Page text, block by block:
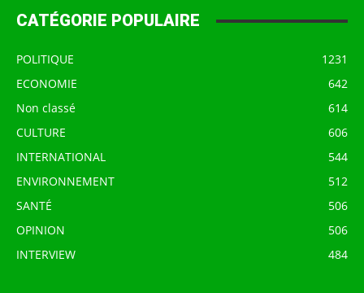
CATÉGORIE POPULAIRE
POLITIQUE
1231
ECONOMIE
642
Non classé
614
CULTURE
606
INTERNATIONAL
544
ENVIRONNEMENT
512
SANTÉ
506
OPINION
506
INTERVIEW
484